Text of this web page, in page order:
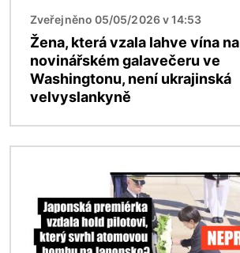
Zveřejněno 05/05/2026 v 14:53
Žena, která vzala lahve vína na
novinářském galavečeru ve
Washingtonu, není ukrajinská
velvyslankyně